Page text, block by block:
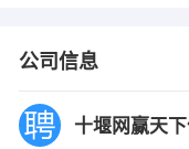
公司信息
十堰网赢天